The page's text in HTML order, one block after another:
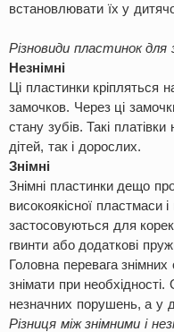
встановлювати їх у
Різновиди пластинок для
Незнімні
Ці пластинки кріпляться
замочков. Через ці
стану зубів. Такі
дітей, так і дорослих.
Знімні
Знімні пластинки дещо
високоякісної пластмаси
застосовуються для
гвинти або додаткові
Головна перевага
знімати при
незначних порушень, а у
Різниця між знімними і